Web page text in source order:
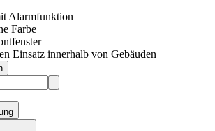
Alarmfunktion
Farbe
Einsatz innerhalb von Gebäuden